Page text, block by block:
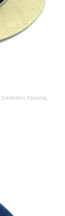
Sombreros Panamá